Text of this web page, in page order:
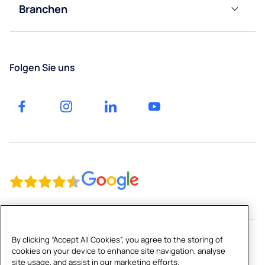
Winterthur
Luzern
Gallen
Angebot
anfordern
Branchen
Büros
Folgen Sie uns
Copyright © 2026 Culligan CH Limited
By clicking “Accept All Cookies”, you agree to the storing of
cookies on your device to enhance site navigation, analyse
site usage, and assist in our marketing efforts.